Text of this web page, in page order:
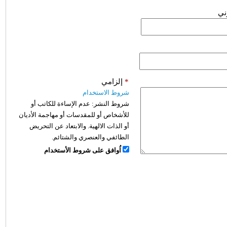
إلزامي *
شروط الاستخدام
شروط النشر: عدم الإساءة للكاتب أو
للأشخاص أو للمقدسات أو مهاجمة الأديان
أو الذات الالهية. والابتعاد عن التحريض
الطائفي والعنصري والشتائم.
اُوافق على شروط الأستخدام